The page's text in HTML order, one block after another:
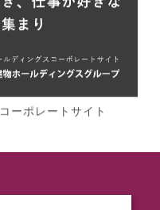
ーポレートサイト